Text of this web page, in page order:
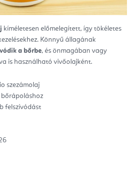
kíméletesen előmelegített, így tökéletes
Könnyű állagának
a bőrbe, és önmagában vagy
is használható vivőolajként.
szezámolaj
bőrápoláshoz
felszívódást